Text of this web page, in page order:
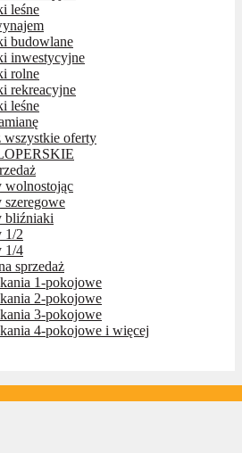
leśne
budowlane
inwestycyjne
rolne
rekreacyjne
leśne
wszystkie oferty
wolnostojąc
szeregowe
bliźniaki
1/2
1/4
sprzedaż
1-pokojowe
2-pokojowe
3-pokojowe
4-pokojowe i więcej